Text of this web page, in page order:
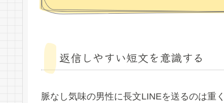
返信しやすい短文を意識する
脈なし気味の男性に長文LINEを送るのは重